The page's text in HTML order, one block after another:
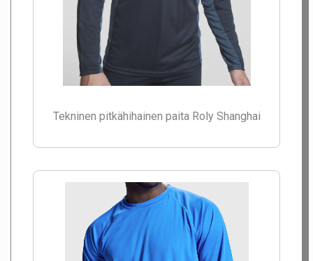
Tekninen pitkähihainen paita Roly Shanghai